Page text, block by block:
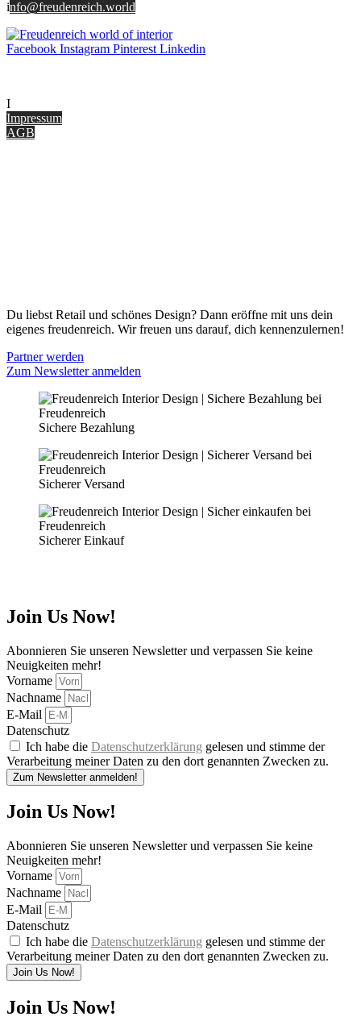
info@freudenreich.world
Facebook Instagram Pinterest Linkedin
I
Impressum
AGB
Du liebst Retail und schönes Design? Dann eröffne mit uns dein
eigenes freudenreich. Wir freuen uns darauf, dich kennenzulernen!
Partner werden
Zum Newsletter anmelden
Sichere Bezahlung
Sicherer Versand
Sicherer Einkauf
Join Us Now!
Abonnieren Sie unseren Newsletter und verpassen Sie keine
Neuigkeiten mehr!
Vorname
Nachname
E-Mail
Datenschutz
Ich habe die Datenschutzerklärung gelesen und stimme der
Verarbeitung meiner Daten zu den dort genannten Zwecken zu.
Zum Newsletter anmelden!
Join Us Now!
Abonnieren Sie unseren Newsletter und verpassen Sie keine
Neuigkeiten mehr!
Vorname
Nachname
E-Mail
Datenschutz
Ich habe die Datenschutzerklärung gelesen und stimme der
Verarbeitung meiner Daten zu den dort genannten Zwecken zu.
Join Us Now!
Join Us Now!